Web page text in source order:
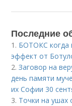
Последние
1. БОТОКС когда
эффект от
2.Заговор на
день памяти
их Софии 30
3. Точки на